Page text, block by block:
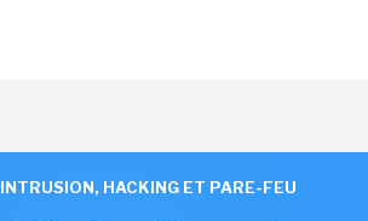
INTRUSION, HACKING ET PARE-FEU